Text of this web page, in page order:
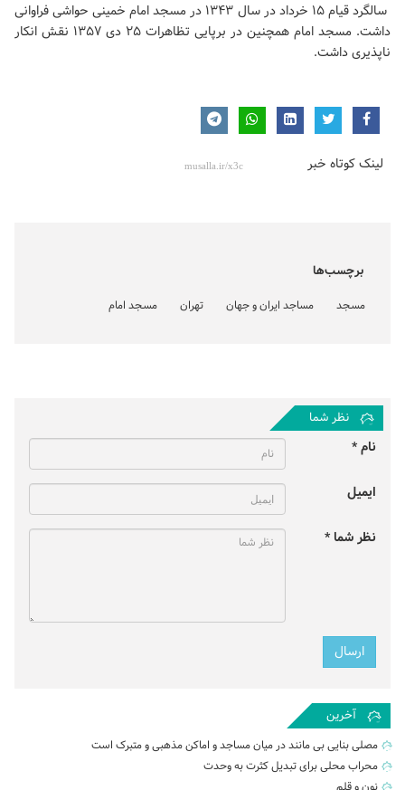
سالگرد قیام ۱۵ خرداد در سال ۱۳۴۳ در مسجد امام خمینی حواشی فراوانی
داشت. مسجد امام همچنین در برپایی تظاهرات ۲۵ دی ۱۳۵۷ نقش انکار
ناپذیری داشت.
لینک کوتاه خبر
برچسب‌ها
مسجد مساجد ایران و جهان تهران مسجد امام
نظر شما
نام *
ایمیل
نظر شما *
آخرین
مصلی بنایی بی مانند در میان مساجد و اماکن مذهبی و متبرک است
محراب محلی برای تبدیل کثرت به وحدت